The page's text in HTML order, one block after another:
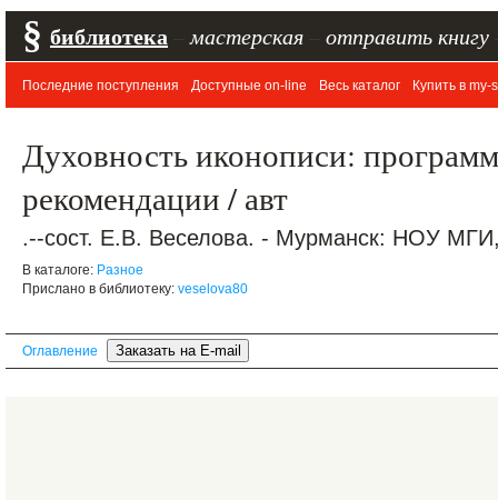
§ библиотека мастерская отправить книгу
Последние поступления Доступные on-line Весь каталог Купить в my-
Духовность иконописи:
рекомендации / авт
.--сост. Е.В. Веселова. - Мурманск: НОУ
В каталоге: Разное
Прислано в библиотеку: veselova80
Оглавление